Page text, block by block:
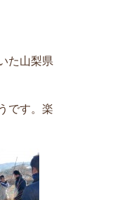
た山梨県
です。楽